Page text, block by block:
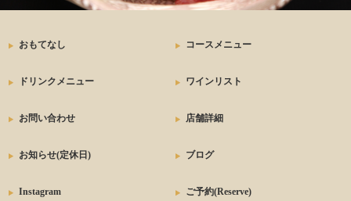
おもてなし コースメニュー
ドリンクメニュー ワインリスト
お問い合わせ 店舗詳細
お知らせ(定休日) ブログ
Instagram ご予約(Reserve)